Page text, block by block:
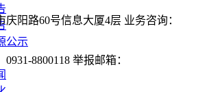
公示
阳路60号信息大厦4层 业务咨询：
8800118 举报邮箱：